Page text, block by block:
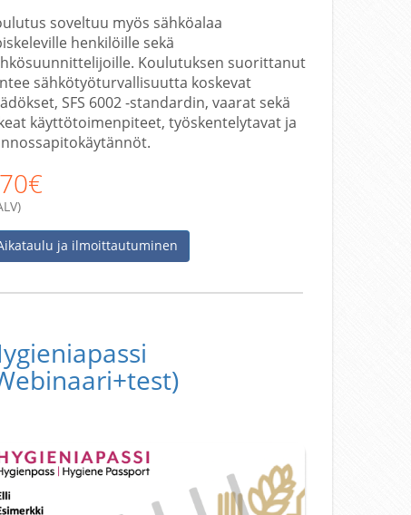
soveltuu myös sähköalaa
henkilöille sekä
Koulutuksen suorittanut
sähkötyöturvallisuutta koskevat
SFS 6002 -standardin, vaarat sekä
käyttötoimenpiteet, työskentelytavat ja
ja ilmoittautuminen